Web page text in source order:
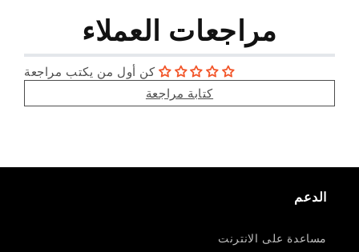
مراجعات العملاء
كن أول من يكتب مراجعة
كتابة مراجعة
الدعم
مساعدة على الانترنت